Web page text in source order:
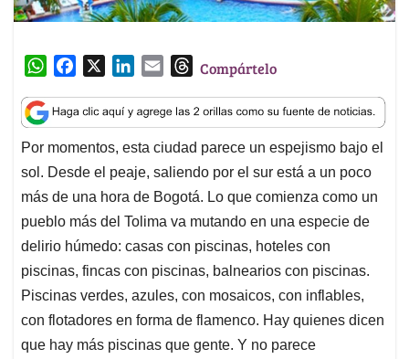
W
a
t
s
A
p
p
c
e
b
o
o
k
n
k
e
d
I
n
a
i
l
T
r
e
a
d
s
Compártelo
Por momentos, esta ciudad parece un espejismo bajo el
sol. Desde el peaje, saliendo por el sur está a un poco
más de una hora de Bogotá. Lo que comienza como un
pueblo más del Tolima va mutando en una especie de
delirio húmedo: casas con piscinas, hoteles con
piscinas, fincas con piscinas, balnearios con piscinas.
Piscinas verdes, azules, con mosaicos, con inflables,
con flotadores en forma de flamenco. Hay quienes dicen
que hay más piscinas que gente. Y no parece